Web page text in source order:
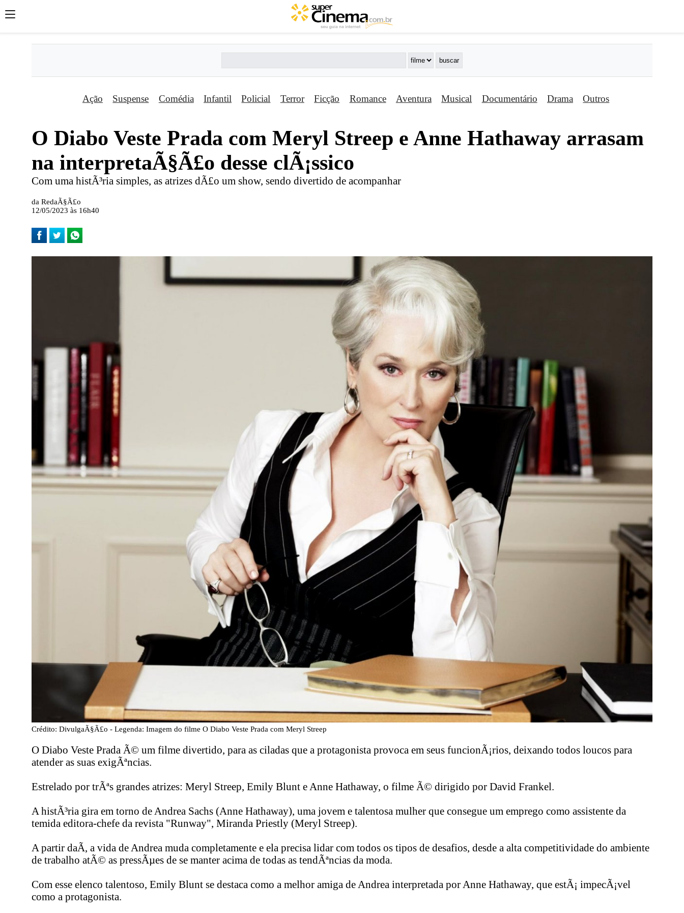
Ação Suspense Comédia Infantil Policial Terror Ficção Romance Aventura Musical Documentário Drama Outros
O Diabo Veste Prada com Meryl Streep e Anne Hathaway arrasam
na interpretaÃ§Ã£o desse clÃ¡ssico
Com uma histÃ³ria simples, as atrizes dÃ£o um show, sendo divertido de acompanhar
da RedaÃ§Ã£o
12/05/2023 às 16h40
Crédito: DivulgaÃ§Ã£o - Legenda: Imagem do filme O Diabo Veste Prada com Meryl Streep
O Diabo Veste Prada Ã© um filme divertido, para as ciladas que a protagonista provoca em seus funcionÃ¡rios, deixando todos loucos para
atender as suas exigÃªncias.
Estrelado por trÃªs grandes atrizes: Meryl Streep, Emily Blunt e Anne Hathaway, o filme Ã© dirigido por David Frankel.
A histÃ³ria gira em torno de Andrea Sachs (Anne Hathaway), uma jovem e talentosa mulher que consegue um emprego como assistente da
temida editora-chefe da revista "Runway", Miranda Priestly (Meryl Streep).
A partir daÃ­, a vida de Andrea muda completamente e ela precisa lidar com todos os tipos de desafios, desde a alta competitividade do ambiente
de trabalho atÃ© as pressÃµes de se manter acima de todas as tendÃªncias da moda.
Com esse elenco talentoso, Emily Blunt se destaca como a melhor amiga de Andrea interpretada por Anne Hathaway, que estÃ¡ impecÃ¡vel
como a protagonista.